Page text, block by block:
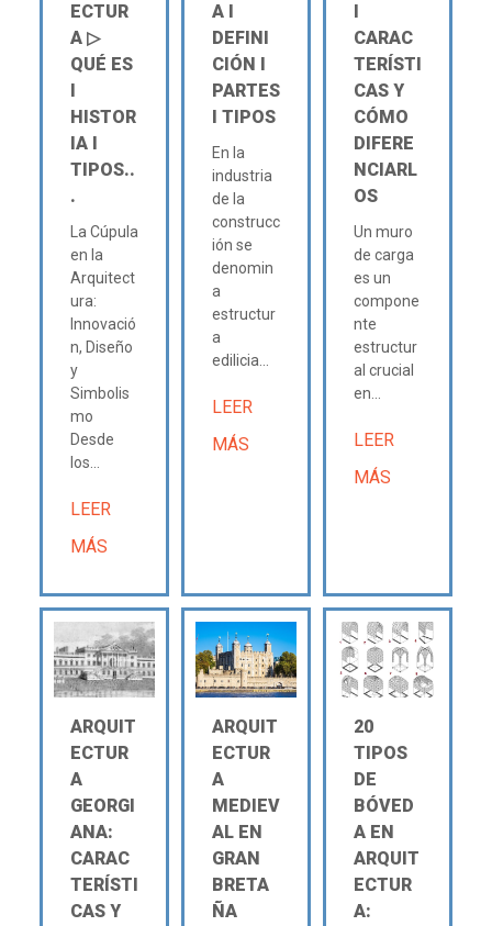
ECTUR
A ▷
QUÉ ES
Ι
HISTOR
IA Ι
TIPOS..
.
La Cúpula
en la
Arquitect
ura:
Innovació
n, Diseño
y
Simbolis
mo
Desde
los...
LEER
MÁS
A Ι
DEFINI
CIÓN Ι
PARTES
Ι TIPOS
En la
industria
de la
construcc
ión se
denomin
a
estructur
a
edilicia...
LEER
MÁS
Ι
CARAC
TERÍSTI
CAS Y
CÓMO
DIFERE
NCIARL
OS
Un muro
de carga
es un
compone
nte
estructur
al crucial
en...
LEER
MÁS
ARQUIT
ECTUR
A
GEORGI
ANA:
CARAC
TERÍSTI
CAS Y
ARQUIT
ECTUR
A
MEDIEV
AL EN
GRAN
BRETA
ÑA
20
TIPOS
DE
BÓVED
A EN
ARQUIT
ECTUR
A: